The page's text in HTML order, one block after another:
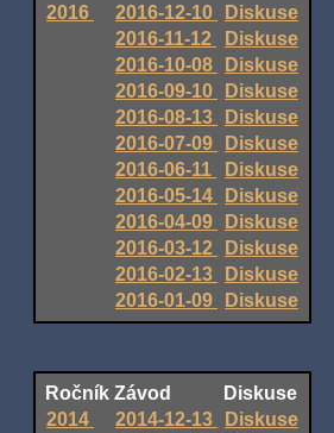
2016
2016-12-10
Diskuse
2016-11-12
Diskuse
2016-10-08
Diskuse
2016-09-10
Diskuse
2016-08-13
Diskuse
2016-07-09
Diskuse
2016-06-11
Diskuse
2016-05-14
Diskuse
2016-04-09
Diskuse
2016-03-12
Diskuse
2016-02-13
Diskuse
2016-01-09
Diskuse
Ročník Závod
Diskuse
2014
2014-12-13
Diskuse